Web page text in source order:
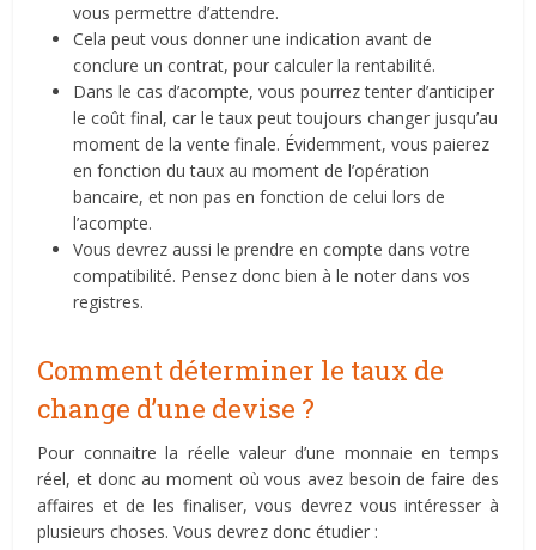
vous permettre d’attendre.
Cela peut vous donner une indication avant de
conclure un contrat, pour calculer la rentabilité.
Dans le cas d’acompte, vous pourrez tenter d’anticiper
le coût final, car le taux peut toujours changer jusqu’au
moment de la vente finale. Évidemment, vous paierez
en fonction du taux au moment de l’opération
bancaire, et non pas en fonction de celui lors de
l’acompte.
Vous devrez aussi le prendre en compte dans votre
compatibilité. Pensez donc bien à le noter dans vos
registres.
Comment déterminer le taux de
change d’une devise ?
Pour connaitre la réelle valeur d’une monnaie en temps
réel, et donc au moment où vous avez besoin de faire des
affaires et de les finaliser, vous devrez vous intéresser à
plusieurs choses. Vous devrez donc étudier :